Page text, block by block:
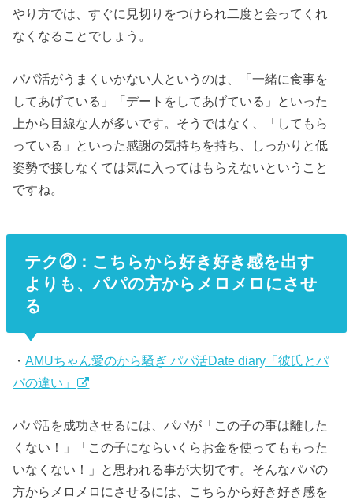
やり方では、すぐに見切りをつけられ二度と会ってくれ
なくなることでしょう。
パパ活がうまくいかない人というのは、「一緒に食事を
してあげている」「デートをしてあげている」といった
上から目線な人が多いです。そうではなく、「してもら
っている」といった感謝の気持ちを持ち、しっかりと低
姿勢で接しなくては気に入ってはもらえないということ
ですね。
テク②：こちらから好き好き感を出す
よりも、パパの方からメロメロにさせ
る
・AMUちゃん愛のから騒ぎ パパ活Date diary「彼氏とパ
パの違い」
パパ活を成功させるには、パパが「この子の事は離した
くない！」「この子にならいくらお金を使ってももった
いなくない！」と思われる事が大切です。そんなパパの
方からメロメロにさせるには、こちらから好き好き感を